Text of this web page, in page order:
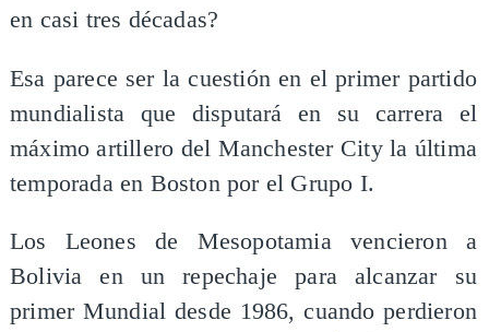
en casi tres décadas?
Esa parece ser la cuestión en el primer partido
mundialista que disputará en su carrera el
máximo artillero del Manchester City la última
temporada en Boston por el Grupo I.
Los Leones de Mesopotamia vencieron a
Bolivia en un repechaje para alcanzar su
primer Mundial desde 1986, cuando perdieron